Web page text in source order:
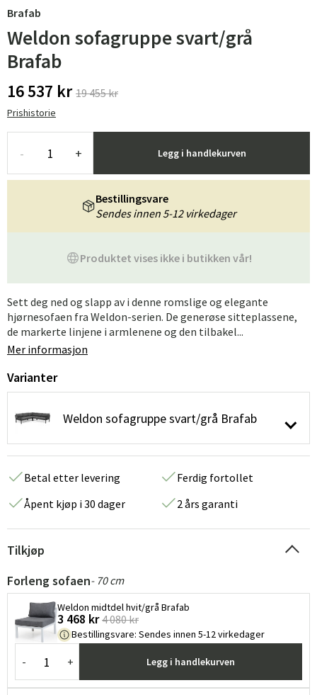
Brafab
Weldon sofagruppe svart/grå
Brafab
16 537 kr 19 455 kr
Prishistorie
- + Legg i handlekurven
Produktet vises ikke i butikken vår!
Bestillingsvare
Sendes innen 5-12 virkedager
Sett deg ned og slapp av i denne romslige og elegante
hjørnesofaen fra Weldon-serien. De generøse sitteplassene,
de markerte linjene i armlenene og den tilbakel...
Mer informasjon
Varianter
Weldon sofagruppe svart/grå Brafab
Betal etter levering
Ferdig fortollet
Åpent kjøp i 30 dager
2 års garanti
Tilkjøp
Forleng sofaen- 70 cm
Weldon midtdel hvit/grå Brafab
3 468 kr 4 080 kr
Bestillingsvare: Sendes innen 5-12 virkedager
- + Legg i handlekurven